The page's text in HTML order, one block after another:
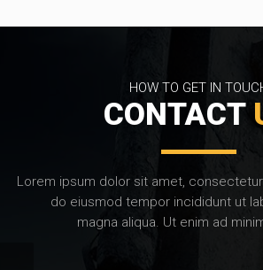
HOW TO GET IN
CONTACT
Lorem ipsum dolor sit amet,
do eiusmod tempor incididunt ut
magna aliqua. Ut enim ad